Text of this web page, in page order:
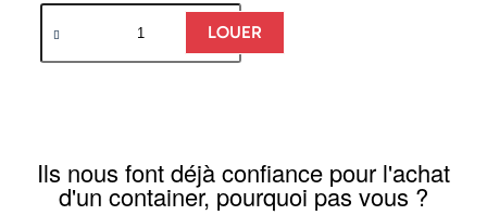
LOUER
Ils nous font déjà confiance pour l'achat
d'un container, pourquoi pas vous ?